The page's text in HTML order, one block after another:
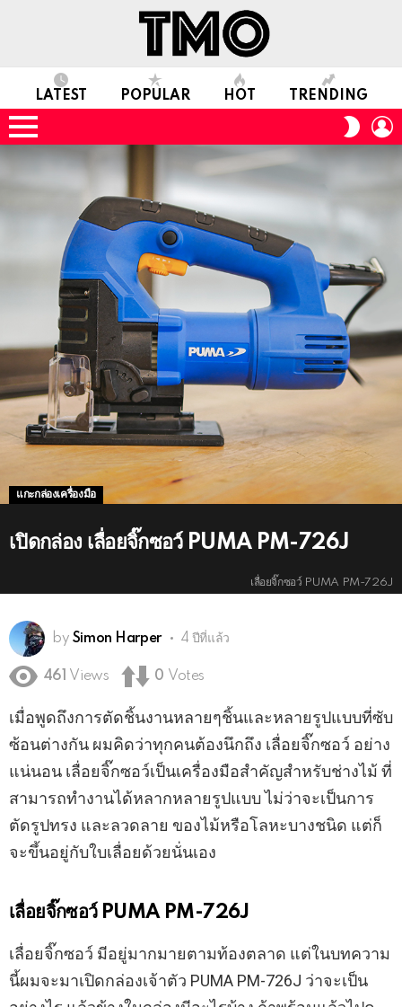
LATEST POPULAR HOT TRENDING
Menu
SKIN
แกะกล่องเครื่องมือ
เปิดกล่อง เลื่อยจิ๊กซอว์ PUMA PM-726J
เลื่อยจิ๊กซอว์ PUMA PM-726J
by Simon Harper 4 ปีที่แล้ว
461 Views 0 Votes
เมื่อพูดถึงการตัดชิ้นงานหลายๆชิ้นและหลายรูปแบบที่ซับ
ซ้อนต่างกัน ผมคิดว่าทุกคนต้องนึกถึง เลื่อยจิ๊กซอว์ อย่าง
แน่นอน เลื่อยจิ๊กซอว์เป็นเครื่องมือสำคัญสำหรับช่างไม้ ที่
สามารถทำงานได้หลากหลายรูปแบบ ไม่ว่าจะเป็นการ
ตัดรูปทรง และลวดลาย ของไม้หรือโลหะบางชนิด แต่ก็
จะขึ้นอยู่กับใบเลื่อยด้วยนั่นเอง
เลื่อยจิ๊กซอว์ PUMA PM-726J
เลื่อยจิ๊กซอว์ มีอยู่มากมายตามท้องตลาด แต่ในบทความ
นี้ผมจะมาเปิดกล่องเจ้าตัว PUMA PM-726J ว่าจะเป็น